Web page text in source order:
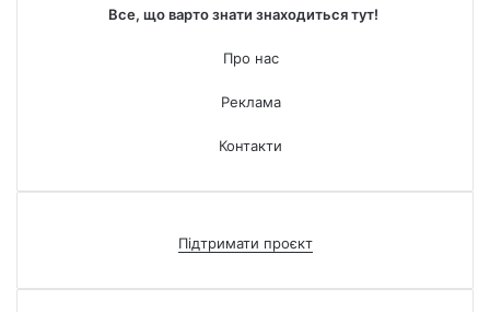
Все, що варто знати знаходиться тут!
Про нас
Реклама
Контакти
Підтримати проєкт